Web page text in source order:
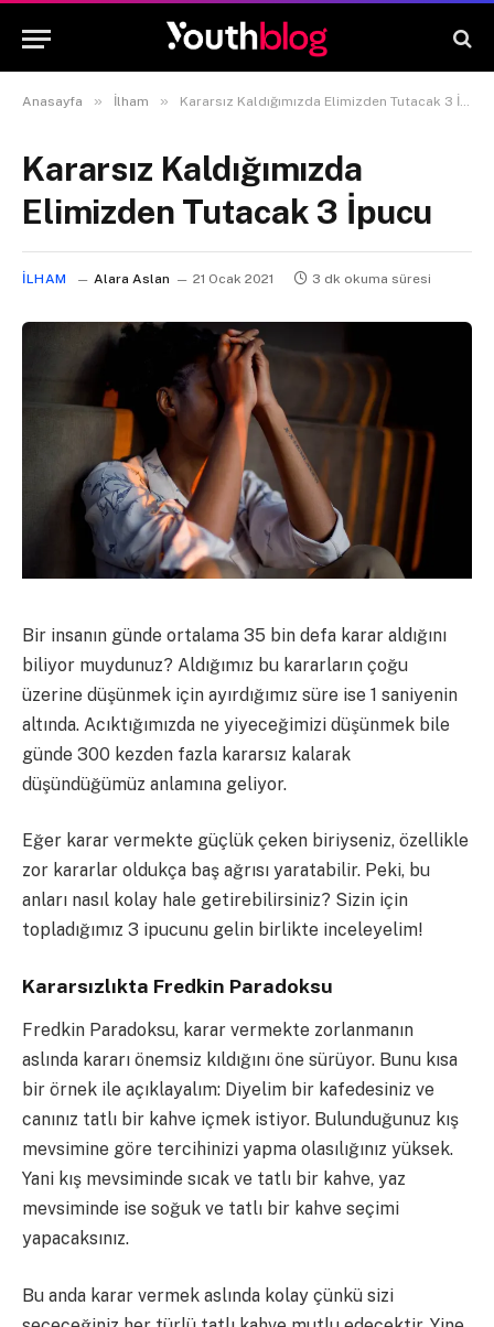
Anasayfa » İlham » Kararsız Kaldığımızda Elimizden Tutacak 3 İpucu
Kararsız Kaldığımızda
Elimizden Tutacak 3 İpucu
İLHAM Alara Aslan 21 Ocak 2021 3 dk okuma süresi
Bir insanın günde ortalama 35 bin defa karar aldığını
biliyor muydunuz? Aldığımız bu kararların çoğu
üzerine düşünmek için ayırdığımız süre ise 1 saniyenin
altında. Acıktığımızda ne yiyeceğimizi düşünmek bile
günde 300 kezden fazla kararsız kalarak
düşündüğümüz anlamına geliyor.
Eğer karar vermekte güçlük çeken biriyseniz, özellikle
zor kararlar oldukça baş ağrısı yaratabilir. Peki, bu
anları nasıl kolay hale getirebilirsiniz? Sizin için
topladığımız 3 ipucunu gelin birlikte inceleyelim!
Kararsızlıkta Fredkin Paradoksu
Fredkin Paradoksu, karar vermekte zorlanmanın
aslında kararı önemsiz kıldığını öne sürüyor. Bunu kısa
bir örnek ile açıklayalım: Diyelim bir kafedesiniz ve
canınız tatlı bir kahve içmek istiyor. Bulunduğunuz kış
mevsimine göre tercihinizi yapma olasılığınız yüksek.
Yani kış mevsiminde sıcak ve tatlı bir kahve, yaz
mevsiminde ise soğuk ve tatlı bir kahve seçimi
yapacaksınız.
Bu anda karar vermek aslında kolay çünkü sizi